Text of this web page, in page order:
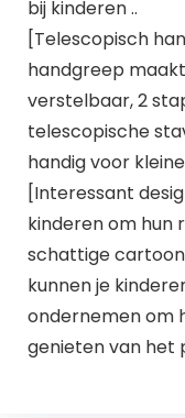
bij kinderen ..
[Telescopisch
handgreep
verstelbaar, 2
telescopische
handig voor
[Interessant
kinderen om hun
schattige
kunnen je
ondernemen om
genieten van het